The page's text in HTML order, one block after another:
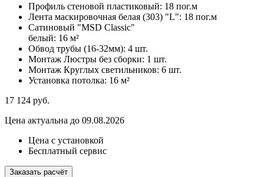
Профиль стеновой пластиковый: 18 пог.м
Лента маскировочная белая (303) "L": 18 пог.м
Сатиновый "MSD Classic"
белый: 16 м²
Обвод трубы (16-32мм): 4 шт.
Монтаж Люстры без сборки: 1 шт.
Монтаж Круглых светильников: 6 шт.
Установка потолка: 16 м²
17 124 руб.
Цена актуальна до 09.08.2026
Цена с установкой
Бесплатный сервис
Заказать расчёт